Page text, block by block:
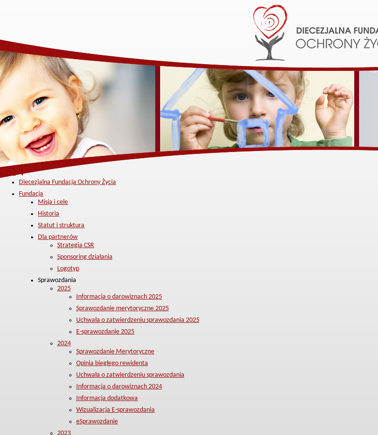
Menu ▼
Diecezjalna Fundacja Ochrony Życia
Fundacja
Misja i cele
Historia
Statut i struktura
Dla partnerów
Strategia CSR
Sponsoring działania
Logotyp
Sprawozdania
2025
Informacja o darowiznach 2025
Sprawozdanie merytoryczne 2025
Uchwała o zatwierdzeniu sprawozdania 2025
E-sprawozdanie 2025
2024
Sprawozdanie Merytoryczne
Opinia biegłego rewidenta
Uchwała o zatwierdzeniu sprawozdania
Informacja o darowiznach 2024
Informacja dodatkowa
Wizualizacja E-sprawozdania
eSprawozdanie
2023